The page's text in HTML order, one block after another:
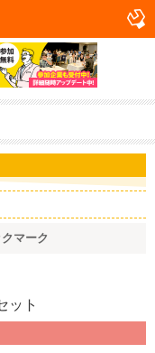
マーク